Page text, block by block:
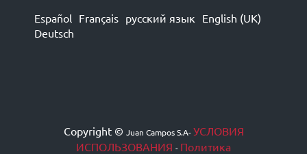
Español Français русский язык English (UK)
Deutsch
Copyright © Juan Campos S.A-УСЛОВИЯ
ИСПОЛЬЗОВАНИЯ - Политика